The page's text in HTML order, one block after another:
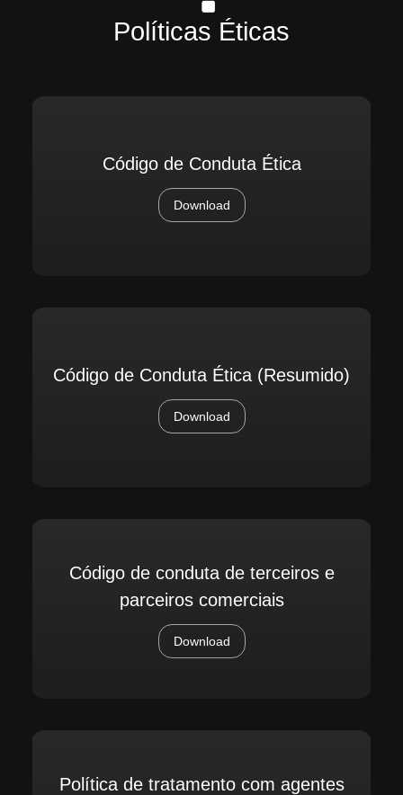
Políticas Éticas
Código de Conduta Ética
Download
Código de Conduta Ética (Resumido)
Download
Código de conduta de terceiros e
parceiros comerciais
Download
Política de tratamento com agentes